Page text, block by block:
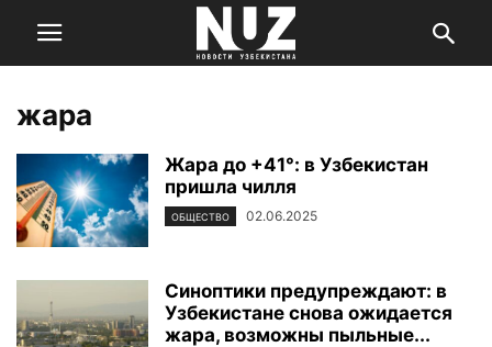
жара
Жара до +41°: в Узбекистан
пришла чилля
ОБЩЕСТВО 02.06.2025
Синоптики предупреждают: в
Узбекистане снова ожидается
жара, возможны пыльные...